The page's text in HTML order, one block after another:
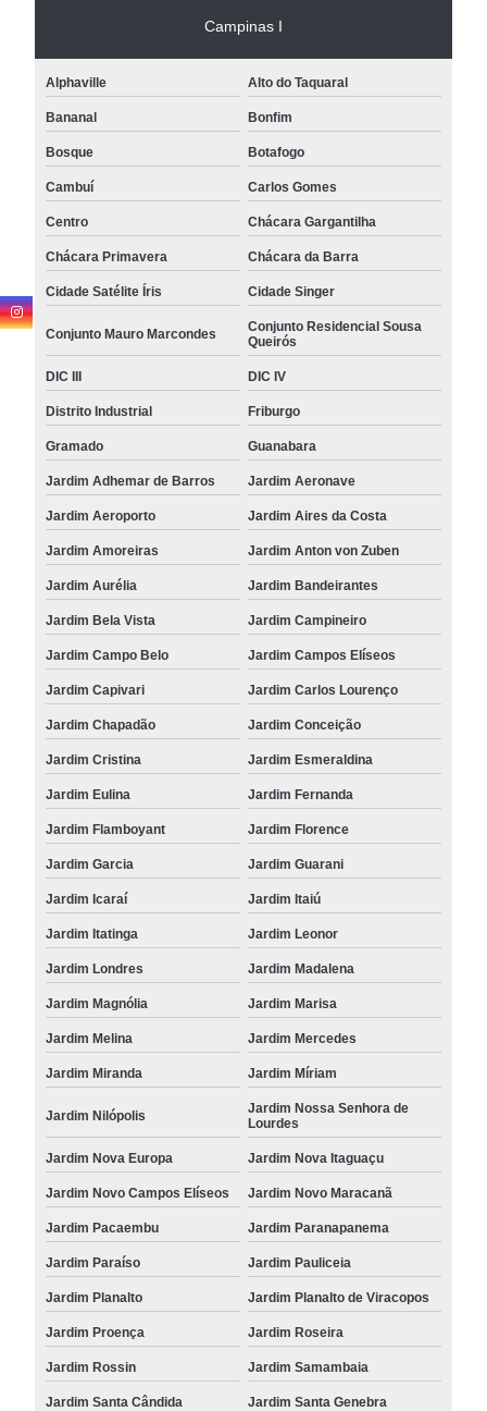
Campinas I
Alphaville Alto do Taquaral
Bananal Bonfim
Bosque Botafogo
Cambuí Carlos Gomes
Centro Chácara Gargantilha
Chácara Primavera Chácara da Barra
Cidade Satélite Íris Cidade Singer
Conjunto Mauro Marcondes
Conjunto Residencial Sousa
Queirós
DIC III DIC IV
Distrito Industrial Friburgo
Gramado Guanabara
Jardim Adhemar de Barros Jardim Aeronave
Jardim Aeroporto Jardim Aires da Costa
Jardim Amoreiras Jardim Anton von Zuben
Jardim Aurélia Jardim Bandeirantes
Jardim Bela Vista Jardim Campineiro
Jardim Campo Belo Jardim Campos Elíseos
Jardim Capivari Jardim Carlos Lourenço
Jardim Chapadão Jardim Conceição
Jardim Cristina Jardim Esmeraldina
Jardim Eulina Jardim Fernanda
Jardim Flamboyant Jardim Florence
Jardim Garcia Jardim Guarani
Jardim Icaraí Jardim Itaiú
Jardim Itatinga Jardim Leonor
Jardim Londres Jardim Madalena
Jardim Magnólia Jardim Marisa
Jardim Melina Jardim Mercedes
Jardim Miranda Jardim Míriam
Jardim Nilópolis
Jardim Nossa Senhora de
Lourdes
Jardim Nova Europa Jardim Nova Itaguaçu
Jardim Novo Campos Elíseos Jardim Novo Maracanã
Jardim Pacaembu Jardim Paranapanema
Jardim Paraíso Jardim Pauliceia
Jardim Planalto Jardim Planalto de Viracopos
Jardim Proença Jardim Roseira
Jardim Rossin Jardim Samambaia
Jardim Santa Cândida Jardim Santa Genebra